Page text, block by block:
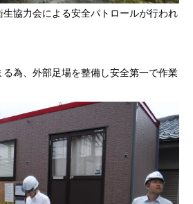
生協力会による安全パトロールが行われ
為、外部足場を整備し安全第一で作業